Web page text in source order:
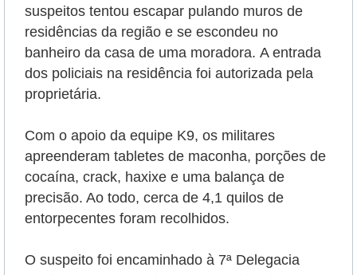
suspeitos tentou escapar pulando muros de
residências da região e se escondeu no
banheiro da casa de uma moradora. A entrada
dos policiais na residência foi autorizada pela
proprietária.
Com o apoio da equipe K9, os militares
apreenderam tabletes de maconha, porções de
cocaína, crack, haxixe e uma balança de
precisão. Ao todo, cerca de 4,1 quilos de
entorpecentes foram recolhidos.
O suspeito foi encaminhado à 7ª Delegacia